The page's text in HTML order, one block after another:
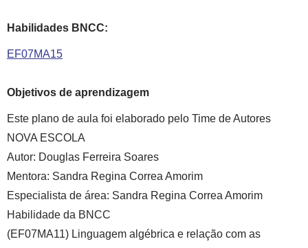
Habilidades BNCC:
EF07MA15
Objetivos de aprendizagem
Este plano de aula foi elaborado pelo Time de Autores
NOVA ESCOLA
Autor: Douglas Ferreira Soares
Mentora: Sandra Regina Correa Amorim
Especialista de área: Sandra Regina Correa Amorim
Habilidade da BNCC
(EF07MA11) Linguagem algébrica e relação com as